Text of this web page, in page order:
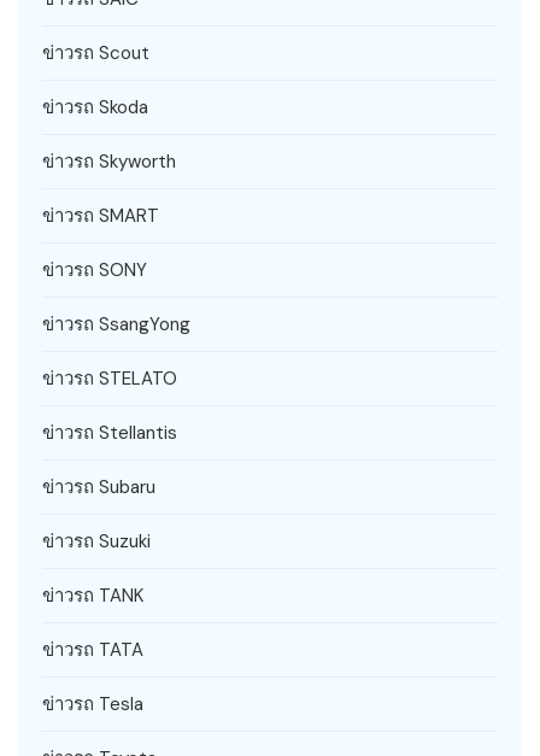
ข่าวรถ Scout
ข่าวรถ Skoda
ข่าวรถ Skyworth
ข่าวรถ SMART
ข่าวรถ SONY
ข่าวรถ SsangYong
ข่าวรถ STELATO
ข่าวรถ Stellantis
ข่าวรถ Subaru
ข่าวรถ Suzuki
ข่าวรถ TANK
ข่าวรถ TATA
ข่าวรถ Tesla